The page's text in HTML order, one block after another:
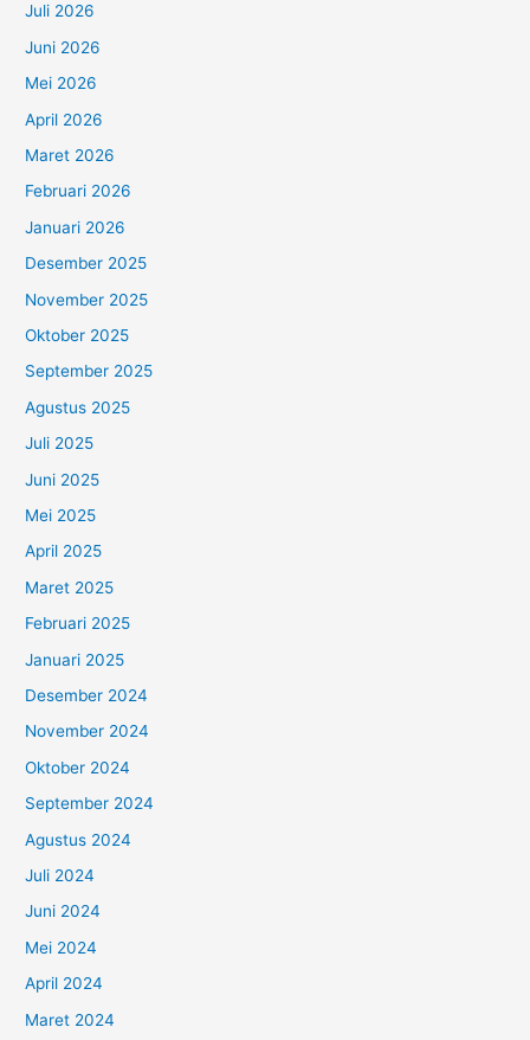
Juli 2026
Juni 2026
Mei 2026
April 2026
Maret 2026
Februari 2026
Januari 2026
Desember 2025
November 2025
Oktober 2025
September 2025
Agustus 2025
Juli 2025
Juni 2025
Mei 2025
April 2025
Maret 2025
Februari 2025
Januari 2025
Desember 2024
November 2024
Oktober 2024
September 2024
Agustus 2024
Juli 2024
Juni 2024
Mei 2024
April 2024
Maret 2024